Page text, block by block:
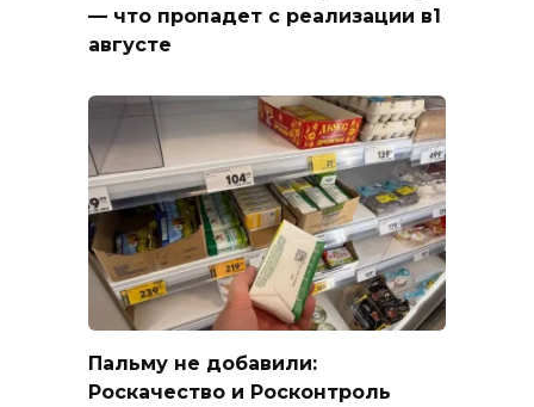
— что пропадет с реализации в1
августе
Пальму не добавили:
Роскачество и Росконтроль